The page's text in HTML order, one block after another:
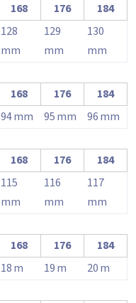
168 176 184
128
mm
129
mm
130
mm
168 176
184
94mm 95mm 96mm
168 176 184
115
mm
116
mm
117
mm
168 176
184
18m 19m 20m